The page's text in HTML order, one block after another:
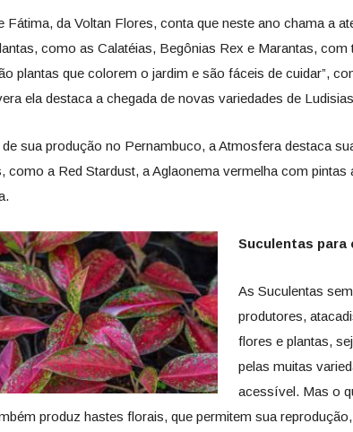
Fátima, da Voltan Flores, conta que neste ano chama a
como as Calatéias, Begônias Rex e Marantas,
plantas que colorem o jardim e são fáceis de cuidar”,
ela destaca a chegada de novas variedades de
de sua produção no Pernambuco, a Atmosfera destaca
como a Red Stardust, a Aglaonema vermelha com pintas
Suculentas para
As Suculentas
produtores,
flores e plantas,
pelas muitas
acessível. Mas o
produz hastes florais, que permitem sua